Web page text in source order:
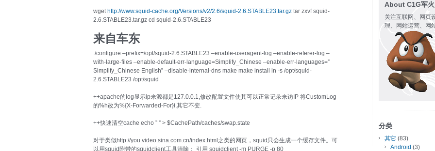
wget http://www.squid-cache.org/Versions/v2/2.6/squid-2.6.STABLE23.tar.gz tar zxvf squid-
2.6.STABLE23.tar.gz cd squid-2.6.STABLE23
来自车东
./configure –prefix=/opt/squid-2.6.STABLE23 –enable-useragent-log –enable-referer-log –
with-large-files –enable-default-err-language=Simplify_Chinese –enable-err-languages=”
Simplify_Chinese English” –disable-internal-dns make make install ln -s /opt/squid-
2.6.STABLE23 /opt/squid
++apache的log显示ip来源都是127.0.0.1,修改配置文件使其可以正常记录来访IP 将CustomLog
的%h改为%{X-Forwarded-For}i,其它不变.
++快速清空cache echo ” ” > $CachePath/caches/swap.state
对于类似http://you.video.sina.com.cn/index.html之类的网页，squid只会生成一个缓存文件。可
以用squid附带的squidclient工具清除： 引用 squidclient -m PURGE -p 80
About C1G军
关注互联网、网页
理、网站运营、网
分类
其它 (83)
Android (3)